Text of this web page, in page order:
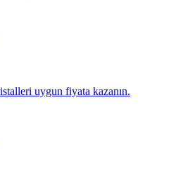
uygun fiyata kazanın.